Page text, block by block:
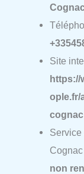
Site
https://
ople.fr/
cognac
Service
non